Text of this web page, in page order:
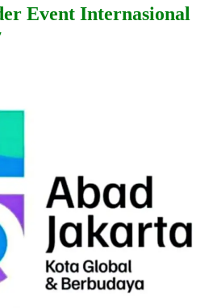
Event Internasional